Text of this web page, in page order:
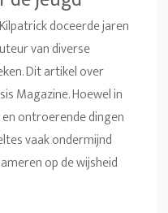
doceerde jaren
van diverse
Dit artikel over
Magazine. Hoewel in
ontroerende dingen
vaak ondermijnd
op de wijsheid